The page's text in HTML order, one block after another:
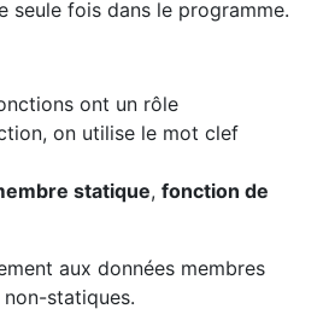
seule fois dans le programme.
ont un rôle
on utilise le mot clef
statique, fonction de
aux données membres
statiques.